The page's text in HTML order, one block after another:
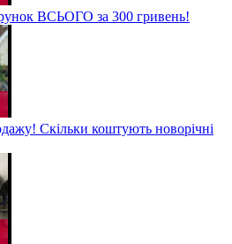
ВСЬОГО за 300 гривень!
Скільки коштують новорічні